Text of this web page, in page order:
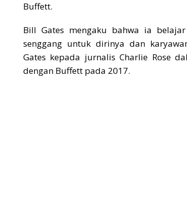
Buffett.
Bill Gates mengaku bahwa ia
senggang untuk dirinya dan
Gates kepada jurnalis Charlie Rose
dengan Buffett pada 2017.